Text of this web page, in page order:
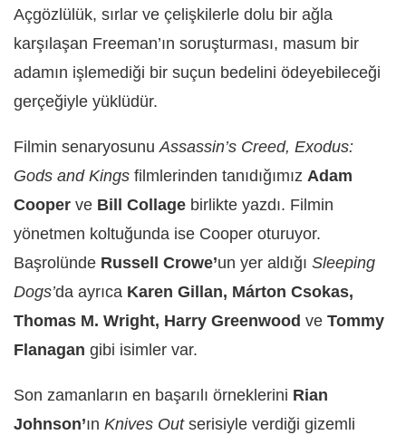
Açgözlülük, sırlar ve çelişkilerle dolu bir ağla
karşılaşan Freeman’ın soruşturması, masum bir
adamın işlemediği bir suçun bedelini ödeyebileceği
gerçeğiyle yüklüdür.
Filmin senaryosunuAssassin’s Creed, Exodus:
Gods and Kings filmlerinden tanıdığımız Adam
Cooper ve Bill Collage birlikte yazdı. Filmin
yönetmen koltuğunda ise Cooper oturuyor.
Başrolünde Russell Crowe’un yer aldığı Sleeping
Dogs’da ayrıca Karen Gillan, Márton Csokas,
Thomas M. Wright, Harry Greenwood ve Tommy
Flanagan gibi isimler var.
Son zamanların en başarılı örneklerini Rian
Johnson’ın Knives Outserisiyle verdiği gizemli